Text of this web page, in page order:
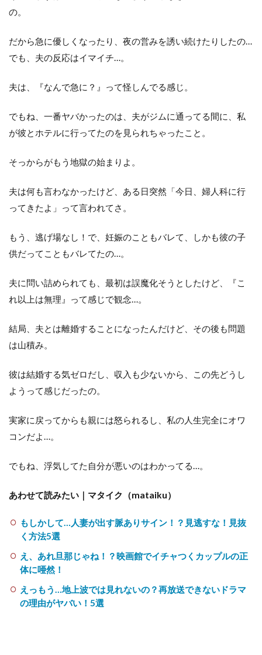
の。
だから急に優しくなったり、夜の営みを誘い続けたりしたの…
でも、夫の反応はイマイチ…。
夫は、『なんで急に？』って怪しんでる感じ。
でもね、一番ヤバかったのは、夫がジムに通ってる間に、私
が彼とホテルに行ってたのを見られちゃったこと。
そっからがもう地獄の始まりよ。
夫は何も言わなかったけど、ある日突然「今日、婦人科に行
ってきたよ」って言われてさ。
もう、逃げ場なし！で、妊娠のこともバレて、しかも彼の子
供だってこともバレてたの…。
夫に問い詰められても、最初は誤魔化そうとしたけど、『こ
れ以上は無理』って感じで観念…。
結局、夫とは離婚することになったんだけど、その後も問題
は山積み。
彼は結婚する気ゼロだし、収入も少ないから、この先どうし
ようって感じだったの。
実家に戻ってからも親には怒られるし、私の人生完全にオワ
コンだよ…。
でもね、浮気してた自分が悪いのはわかってる…。
あわせて読みたい｜マタイク（mataiku）
もしかして…人妻が出す脈ありサイン！？見逃すな！見抜
く方法5選
え、あれ旦那じゃね！？映画館でイチャつくカップルの正
体に唖然！
えっもう…地上波では見れないの？再放送できないドラマ
の理由がヤバい！5選